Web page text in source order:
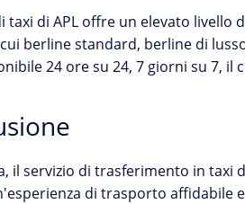
taxi di APL offre un elevato
berline standard, berline di
24 ore su 24, 7 giorni su 7,
il servizio di trasferimento in taxi
di trasporto affidabile